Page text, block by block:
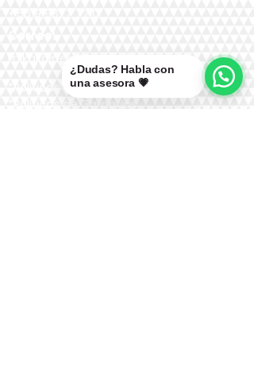
*Políticas de Envío
*Políticas de Garantías
¿Dudas? Habla con
una asesora 💗